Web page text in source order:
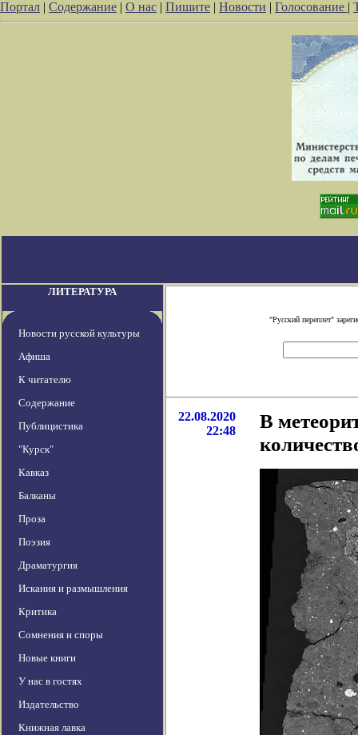
Портал | Содержание | О нас | Пишите | Новости | Голосование |
ЛИТЕРАТУРА
Новости русской культуры
Афиша
К читателю
Содержание
Публицистика
"Курск"
Кавказ
Балканы
Проза
Поэзия
Драматургия
Искания и размышления
Критика
Сомнения и споры
Новые книги
У нас в гостях
Издательство
Книжная лавка
"Русский переплет"
22.08.2020
22:48
В